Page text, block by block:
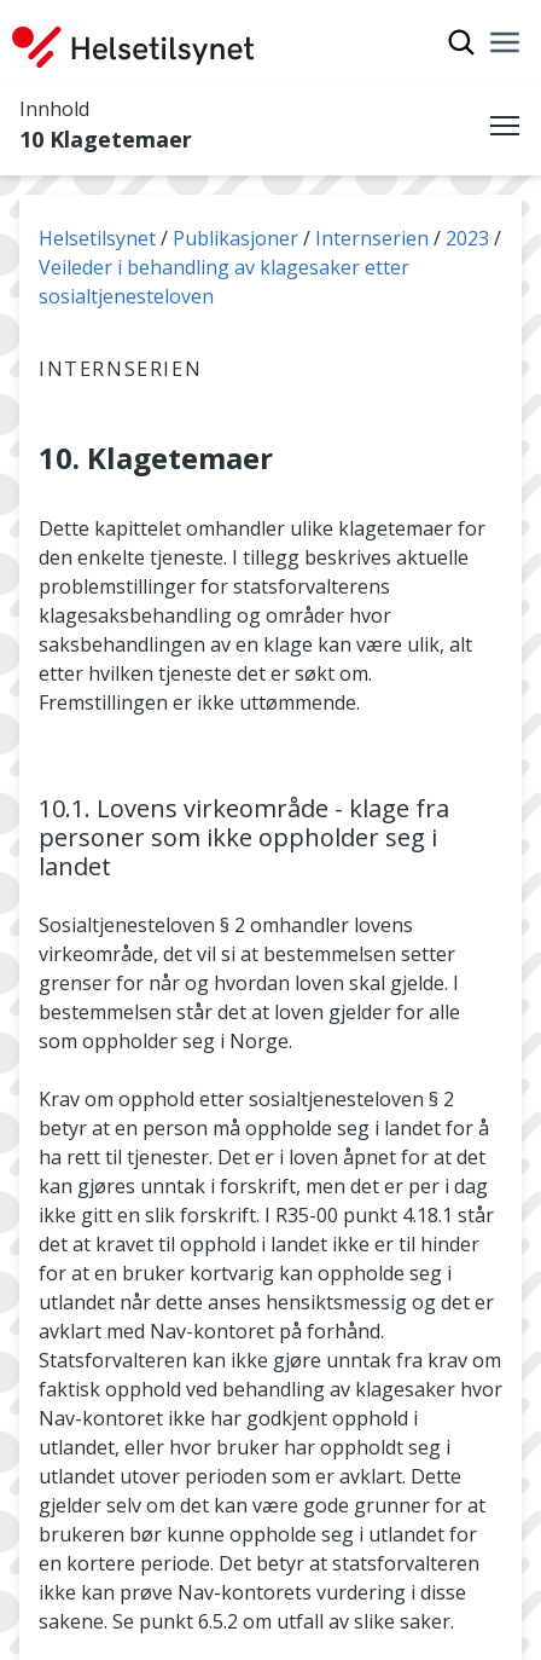
Innhold
10 Klagetemaer
Du er her:
Helsetilsynet Publikasjoner Internserien
2023
Veileder i behandling av klagesaker etter
sosialtjenesteloven
INTERNSERIEN
10. Klagetemaer
Dette kapittelet omhandler ulike klagetemaer for
den enkelte tjeneste. I tillegg beskrives aktuelle
problemstillinger for statsforvalterens
klagesaksbehandling og områder hvor
saksbehandlingen av en klage kan være ulik, alt
etter hvilken tjeneste det er søkt om.
Fremstillingen er ikke uttømmende.
10.1. Lovens virkeområde - klage fra
personer som ikke oppholder seg i
landet
Sosialtjenesteloven § 2 omhandler lovens
virkeområde, det vil si at bestemmelsen setter
grenser for når og hvordan loven skal gjelde. I
bestemmelsen står det at loven gjelder for alle
som oppholder seg i Norge.
Krav om opphold etter sosialtjenesteloven § 2
betyr at en person må oppholde seg i landet for å
ha rett til tjenester. Det er i loven åpnet for at det
kan gjøres unntak i forskrift, men det er per i dag
ikke gitt en slik forskrift. I R35-00 punkt 4.18.1 står
det at kravet til opphold i landet ikke er til hinder
for at en bruker kortvarig kan oppholde seg i
utlandet når dette anses hensiktsmessig og det er
avklart med Nav-kontoret på forhånd.
Statsforvalteren kan ikke gjøre unntak fra krav om
faktisk opphold ved behandling av klagesaker hvor
Nav-kontoret ikke har godkjent opphold i
utlandet, eller hvor bruker har oppholdt seg i
utlandet utover perioden som er avklart. Dette
gjelder selv om det kan være gode grunner for at
brukeren bør kunne oppholde seg i utlandet for
en kortere periode. Det betyr at statsforvalteren
ikke kan prøve Nav-kontorets vurdering i disse
sakene. Se punkt 6.5.2 om utfall av slike saker.